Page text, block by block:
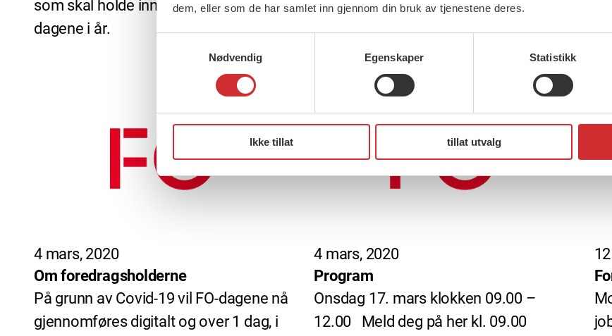
dem, eller som de har samlet inn gjennom din bruk av tjenestene deres.
Nødvendig
Egenskaper Statistikk
Ikke tillat tillat utvalg
som skal holde innledninger på FO-
dagene i år.
to forskjellige tidspunkt. Hva de ulike
sesjonene vil handle om kan du lese
4 mars, 2020
Om foredragsholderne
På grunn av Covid-19 vil FO-dagene nå
gjennomføres digitalt og over 1 dag, i
4 mars, 2020
Program
Onsdag 17. mars klokken 09.00 –
12.00 Meld deg på her kl. 09.00